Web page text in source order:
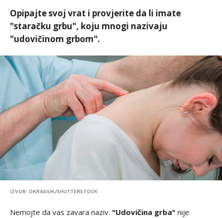
Opipajte svoj vrat i provjerite da li imate
"staračku grbu", koju mnogi nazivaju
"udovičinom grbom".
IZVOR: OKRASIUK/SHUTTERSTOCK
Nemojte da vas zavara naziv. "Udovičina grba" nije